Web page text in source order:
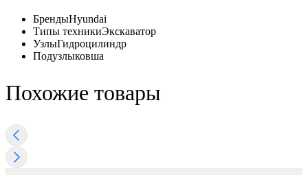
БрендыHyundai
Типы техникиЭкскаватор
УзлыГидроцилиндр
Подузлыковша
Похожие товары